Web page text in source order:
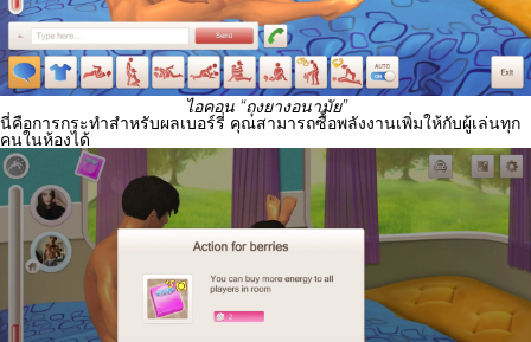
ไอคอน “ถุงยางอนามัย”
นี่คือการกระทำสำหรับผลเบอร์รี่ คุณสามารถซื้อพลังงานเพิ่มให้กับผู้เล่นทุก
คนในห้องได้